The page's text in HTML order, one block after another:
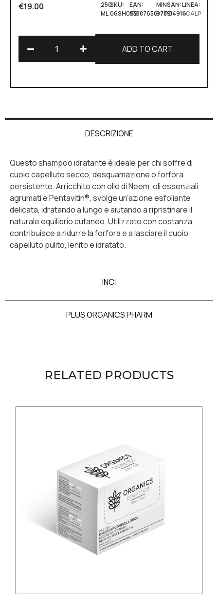
€19.00
250
ML
SKU:
06SH099
EAN:
8388765617391
MINSAN:
971104916
LINEA:
SCALP
ADD TO CART
DESCRIZIONE
INCI
PLUS ORGANICS PHARM
Questo shampoo idratante è ideale per chi soffre di
cuoio capelluto secco, desquamazione o forfora
persistente. Arricchito con olio di Neem, oli essenziali
agrumati e Pentavitin®, svolge un’azione esfoliante
delicata, idratando a lungo e aiutando a ripristinare il
naturale equilibrio cutaneo. Utilizzato con costanza,
contribuisce a ridurre la forfora e a lasciare il cuoio
capelluto pulito, lenito e idratato.
RELATED PRODUCTS